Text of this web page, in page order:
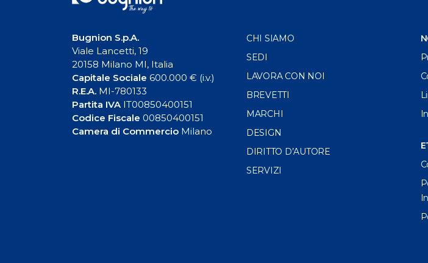
Bugnion S.p.A.
Viale Lancetti, 19
20158 Milano MI, Italia
Capitale Sociale 600.000 € (i.v.)
R.E.A. MI-780133
Partita IVA IT00850400151
Codice Fiscale 00850400151
Camera di Commercio Milano
CHI SIAMO
SEDI
LAVORA CON NOI
BREVETTI
MARCHI
DESIGN
DIRITTO D’AUTORE
SERVIZI